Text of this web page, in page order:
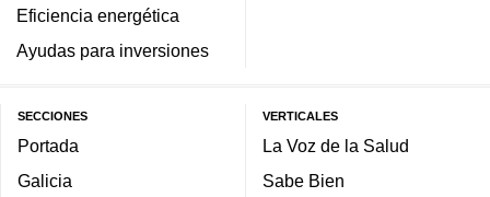
Eficiencia energética
Ayudas para inversiones
SECCIONES
Portada
Galicia
VERTICALES
La Voz de la Salud
Sabe Bien